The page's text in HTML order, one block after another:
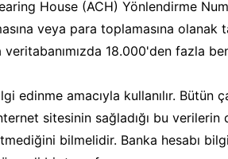
House (ACH) Yönlendirme
veya para toplamasına
veritabanımızda 18.000'den fazla
edinme amacıyla kullanılır. Bütün
sitesinin sağladığı bu
bilmelidir. Banka hesabı